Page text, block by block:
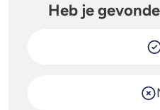
Verkeer
Heb je